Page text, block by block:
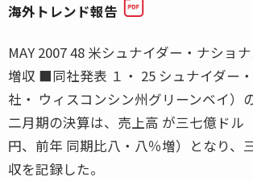
海外トレンド報告
MAY 2007 48 米シュナイダー・ナショ
増収 ■同社発表 １・ 25 シュナイダー
社・ ウィスコンシン州グリーンベイ）
二月期の決算は、売上高 が三七億ドル
円、前年 同期比八・八％増）となり、
収を記録した。